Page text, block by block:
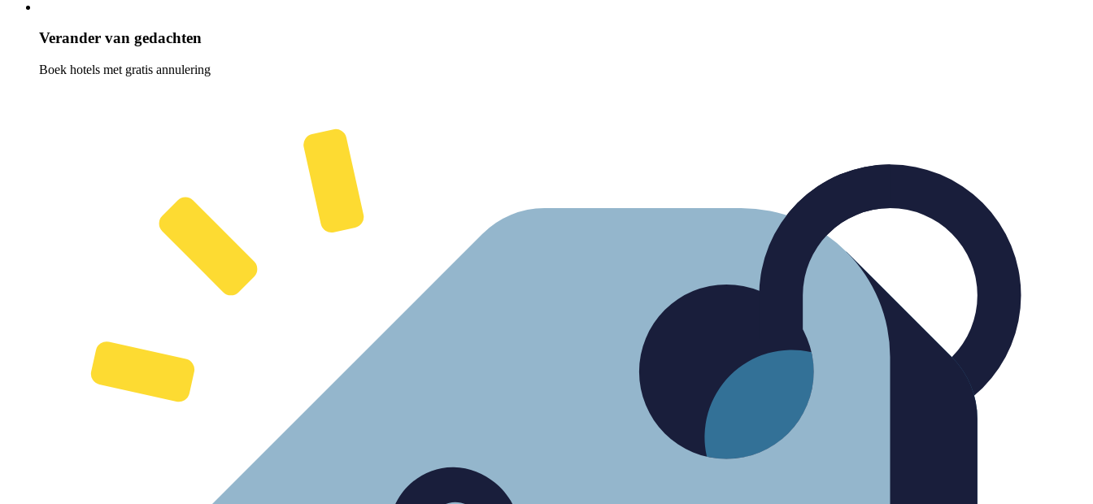
Verander van gedachten
Boek hotels met gratis annulering